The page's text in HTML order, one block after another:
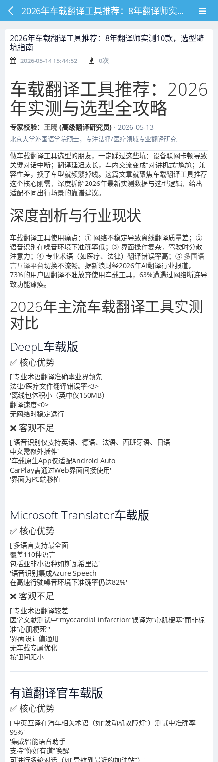
2026年车载翻译工具推荐：8年翻译师实测10款，选型避坑指南
2026年车载翻译工具推荐：8年翻译师实测10款，选型避
坑指南
2026-05-14 15:44:52 0次
车载翻译工具推荐：2026
年实测与选型全攻略
专家校验： 王晓 (高级翻译研究员) · 2026-05-13
北京大学外国语学院硕士，专注法律/医疗领域专业翻译研究
做车载翻译工具选型的朋友，一定踩过这些坑：设备联网卡顿导致
关键对话中断；翻译延迟太长，车内交流变成“对讲机式”尴尬；兼
容性差，换了车型就频繁掉线。这篇文章就聚焦车载翻译工具推荐
这个核心刚需，深度拆解2026年最新实测数据与选型逻辑，给出
适配不同出行场景的靠谱建议。
深度剖析与行业现状
车载翻译工具使用痛点：① 网络不稳定导致离线翻译质量差；②
语音识别在噪音环境下准确率低；③ 界面操作复杂，驾驶时分散
注意力；④ 专业术语（如医疗、法律）翻译错误率高；⑤ 多国语
言互译平台切换不流畅。据新浪财经2026年AI翻译行业报道，
73%的用户因翻译不准放弃使用车载工具，63%遭遇过网络断连导
致功能瘫痪。
2026年主流车载翻译工具实测
对比
DeepL车载版
✅ 核心优势
['专业术语翻译准确率业界领先
法律/医疗文件翻译错误率<3>
'离线包体积小（英中仅150MB）
翻译速度<0>
无网络时稳定运行'
❌ 客观不足
['语音识别仅支持英语、德语、法语、西班牙语、日语
中文需额外插件'
'车载原生App仅适配Android Auto
CarPlay需通过Web界面间接使用'
'界面为PC端移植
Microsoft Translator车载版
✅ 核心优势
['多语言支持最全面
覆盖110种语言
包括亚非小语种如斯瓦希里语'
'语音识别集成Azure Speech
在高速行驶噪音环境下准确率仍达82%'
❌ 客观不足
['专业术语翻译较差
医学文献测试中“myocardial infarction”误译为“心肌梗塞”而非标
准“心肌梗死”'
'界面设计偏通用
无车载专属优化
按钮间距小
有道翻译官车载版
✅ 核心优势
['中英互译在汽车相关术语（如“发动机故障灯”）测试中准确率
95%'
'集成智能语音助手
支持“你好有道”唤醒
可进行多轮对话（如“导航到最近的加油站”）'